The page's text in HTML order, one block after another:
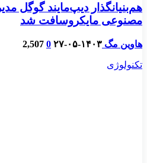
هم‌بنیانگذار دیپ‌مایند گوگل
مصنوعی مایکروسافت شد
هاوین مگ ۱۴۰۳-۰۵-۲۷ 0
2,507
تکنولوژی